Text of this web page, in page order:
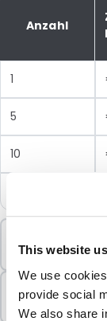
This website
We use
provide social
We also share
Anzahl
1
5
10
1 Einheiten
In Paketen
1 Einheiten